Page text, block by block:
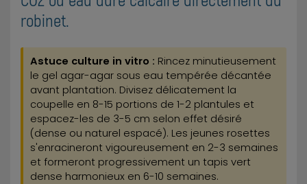
robinet.
Astuce culture in vitro : Rincez minutieusement
le gel agar-agar sous eau tempérée décantée
avant plantation. Divisez délicatement la
coupelle en 8-15 portions de 1-2 plantules et
espacez-les de 3-5 cm selon effet désiré
(dense ou naturel espacé). Les jeunes rosettes
s'enracineront vigoureusement en 2-3 semaines
et formeront progressivement un tapis vert
dense harmonieux en 6-10 semaines.